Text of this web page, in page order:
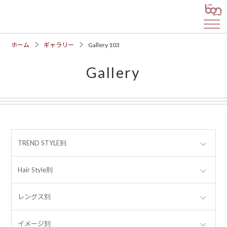
ホーム ギャラリー Gallery 103
Gallery
TREND STYLE別
Hair Style別
レングス別
イメージ別